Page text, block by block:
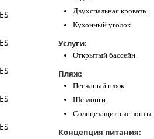
Двухспальная кровать.
Кухонный уголок.
Услуги:
Открытый бассейн.
Пляж:
Песчаный пляж.
Шезлонги.
Солнцезащитные зонты.
Концепция питания: